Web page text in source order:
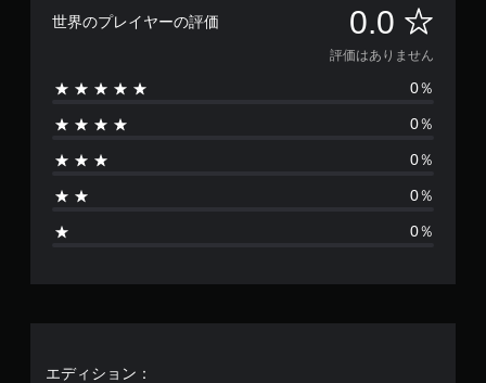
世界のプレイヤーの評価 0.0 評
価
は
あ
ま
評価はありません
0％
0％
0％
0％
0％
エディション：